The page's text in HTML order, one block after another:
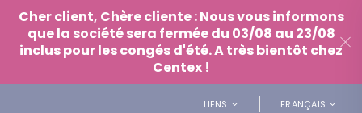
Cher client, Chère cliente : Nous vous informons
que la société sera fermée du 03/08 au 23/08
inclus pour les congés d'été. A très bientôt chez
Centex !
LIENS LANGUE
FRANÇAIS
Panneau de gestion des cookies